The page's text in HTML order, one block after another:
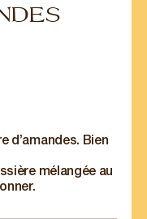
d’amandes. Bien
mélangée au